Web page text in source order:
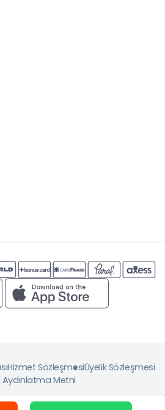
Hizmet SözleşmesiÜyelik Sözleşmesi
Aydınlatma Metni